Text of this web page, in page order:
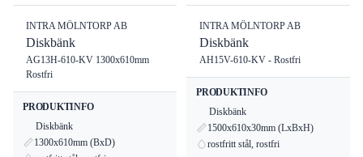
INTRA MÖLNTORP AB
Diskbänk
AG13H-610-KV 1300x610mm
Rostfri
PRODUKTINFO
Diskbänk
1300x610mm (BxD)
INTRA MÖLNTORP AB
Diskbänk
AH15V-610-KV - Rostfri
PRODUKTINFO
Diskbänk
1500x610x30mm (LxBxH)
rostfritt stål, rostfri